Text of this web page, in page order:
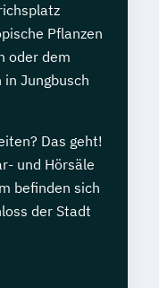
Pflanzen
oder dem
Jungbusch
Das geht!
und Hörsäle
befinden sich
der Stadt